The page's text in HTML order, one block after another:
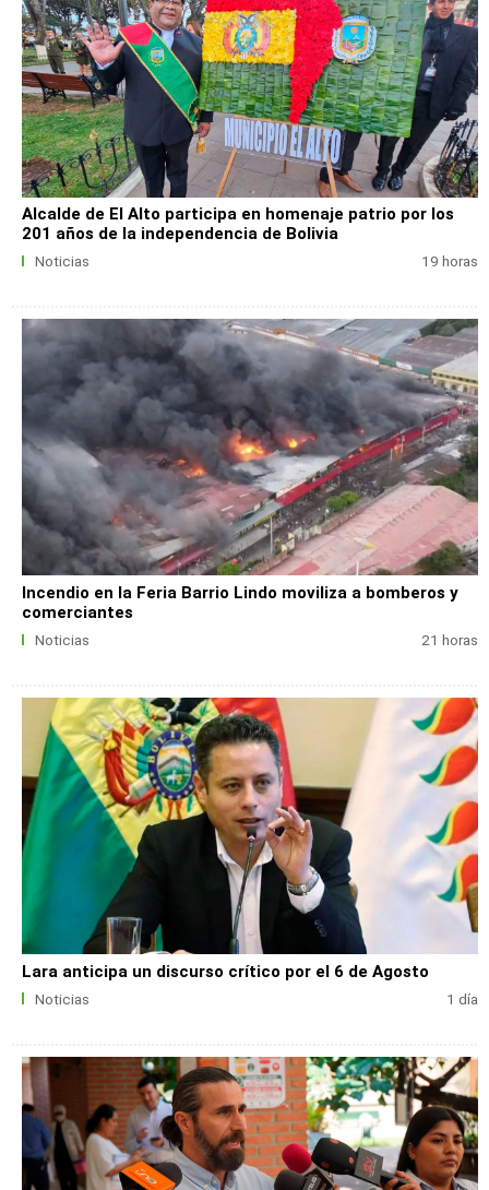
Alcalde de El Alto participa en homenaje patrio por los
201 años de la independencia de Bolivia
Noticias 19 horas
Incendio en la Feria Barrio Lindo moviliza a bomberos y
comerciantes
Noticias 21 horas
Lara anticipa un discurso crítico por el 6 de Agosto
Noticias 1 día